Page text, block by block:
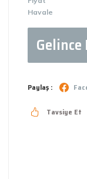
Havale
Gelince
Paylaş :
Tavsiye Et